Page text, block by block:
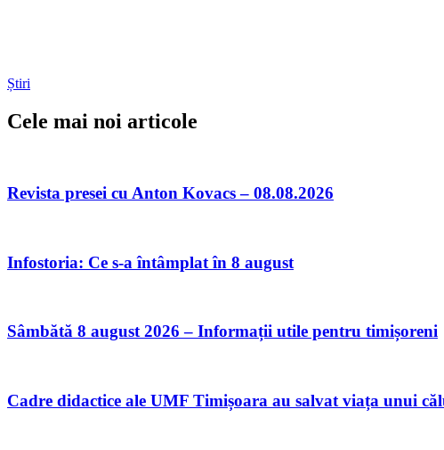
Știri
Cele mai noi articole
Revista presei cu Anton Kovacs – 08.08.2026
Infostoria: Ce s-a întâmplat în 8 august
Sâmbătă 8 august 2026 – Informații utile pentru timișoreni
Cadre didactice ale UMF Timișoara au salvat viața unui